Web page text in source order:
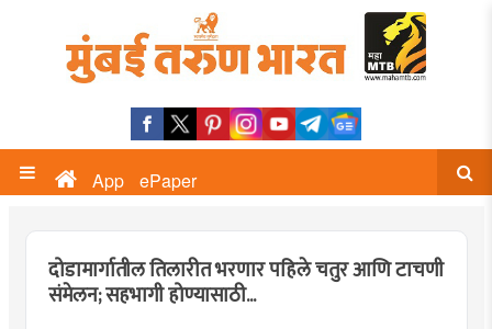
App ePaper
दोडामार्गातील तिलारीत भरणार पहिले चतुर आणि टाचणी
संमेलन; सहभागी होण्यासाठी...